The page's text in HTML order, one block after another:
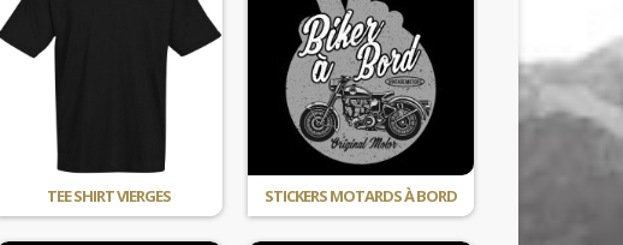
TEE SHIRT VIERGES STICKERS MOTARDS À BORD